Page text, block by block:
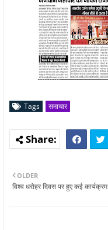
Tags समाचार
OLDER
विश्व धरोहर दिवस पर हुए कई कार्यक्रम